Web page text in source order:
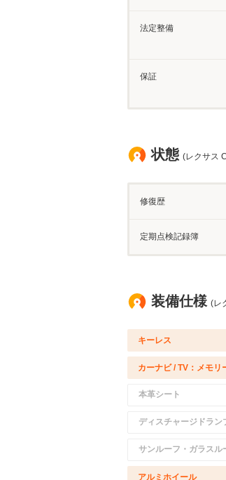
法定整備
保証
状態 (レクサス
修復歴
定期点検記録簿
装備仕様 (レ
キーレス
カーナビ / TV：メモリ
本革シート
ディスチャージドラン
サンルーフ・ガラスル
アルミホイール